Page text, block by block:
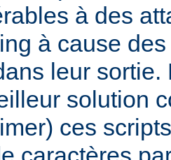
à des
à cause
leur sortie.
solution
ces